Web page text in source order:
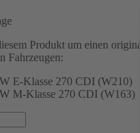
Produkt um einen
Fahrzeugen:
E-Klasse 270 CDI (W210)
M-Klasse 270 CDI (W163)